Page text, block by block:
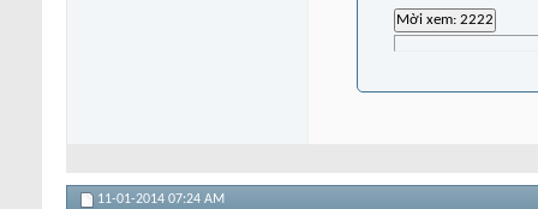
11-01-2014 07:24 AM